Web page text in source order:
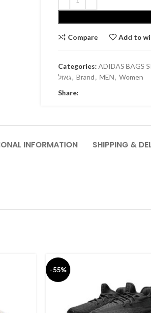
Compare Add to
Categories:
גאזל, Brand, MEN, Women
Share:
INFORMATION SHIPPING &
-55%